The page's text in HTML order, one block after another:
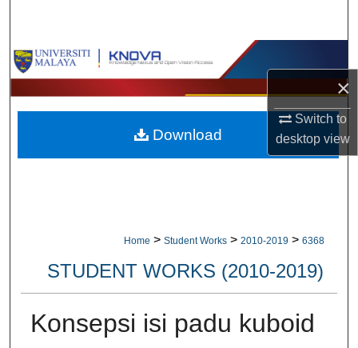
×
Switch to
desktopview
Browse Collections
My Account
About
Home > Student Works > 2010-2019 > 6368
STUDENT WORKS (2010-2019)
Konsepsi isi padu kuboid
Download